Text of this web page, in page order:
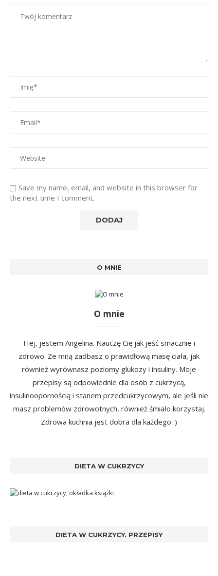
Save my name, email, and website in this browser for
the next time I comment.
O MNIE
O mnie
Hej, jestem Angelina. Nauczę Cię jak jeść smacznie i
zdrowo. Ze mną zadbasz o prawidłową masę ciała, jak
również wyrównasz poziomy glukozy i insuliny. Moje
przepisy są odpowiednie dla osób z cukrzycą,
insulinoopornością i stanem przedcukrzycowym, ale jeśli nie
masz problemów zdrowotnych, również śmiało korzystaj.
Zdrowa kuchnia jest dobra dla każdego :)
DIETA W CUKRZYCY
DIETA W CUKRZYCY. PRZEPISY